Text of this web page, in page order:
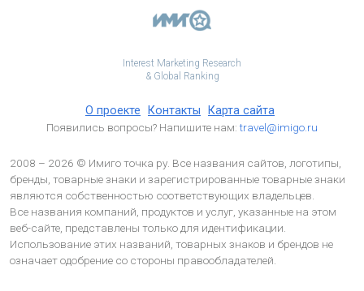
Interest Marketing Research
& Global Ranking
О проекте Контакты Карта сайта
Появились вопросы? Напишите нам:travel@imigo.ru
2008 – 2026 © Имиго точка ру. Все названия сайтов, логотипы,
бренды, товарные знаки и зарегистрированные товарные знаки
являются собственностью соответствующих владельцев.
Все названия компаний, продуктов и услуг, указанные на этом
веб-сайте, представлены только для идентификации.
Использование этих названий, товарных знаков и брендов не
означает одобрение со стороны правообладателей.